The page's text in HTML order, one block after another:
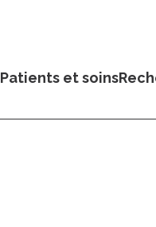
Patients et soins